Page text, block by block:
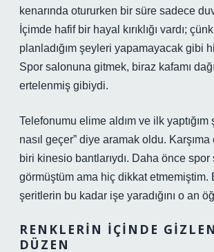
kenarında otururken bir süre sadece
İçimde hafif bir hayal kırıklığı vardı;
planladığım şeyleri yapamayacak gibi
Spor salonuna gitmek, biraz kafamı
ertelenmiş gibiydi.
Telefonumu elime aldım ve ilk yaptığım
nasıl geçer” diye aramak oldu. Karşıma
biri kinesio bantlarıydı. Daha önce
görmüştüm ama hiç dikkat etmemiştim.
şeritlerin bu kadar işe yaradığını o an
RENKLERIN İÇINDE
DÜZEN